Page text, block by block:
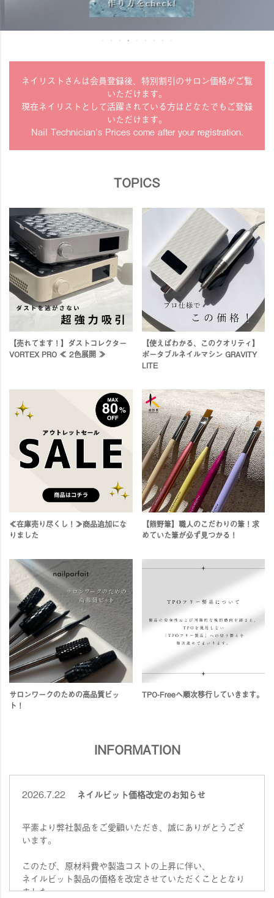
ネイリストさんは会員登録後、特別割引のサロン価格がご覧
いただけます。
現在ネイリストとして活躍されている方はどなたでもご登録
いただけます。
Nail Technician's Prices come after your registration.
TOPICS
【売れてます！】ダストコレクター
VORTEX PRO ≪ 2色展開 ≫
【使えばわかる、このクオリティ】
ポータブルネイルマシン GRAVITY
LITE
≪在庫売り尽くし！≫商品追加にな
りました
【熊野筆】職人のこだわりの筆！求
めていた筆が必ず見つかる！
サロンワークのための高品質ビッ
ト！
TPO-Freeへ順次移行していきます。
INFORMATION
2026.7.22 ネイルビット価格改定のお知らせ
平素より弊社製品をご愛顧いただき、誠にありがとうござ
います。
このたび、原材料費や製造コストの上昇に伴い、
ネイルビット製品の価格を改定させていただくこととなり
ました。